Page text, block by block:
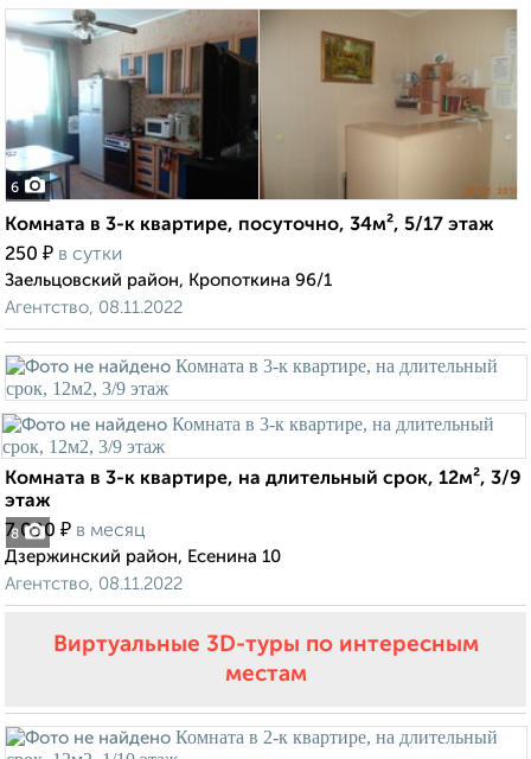
6
Комната в 3-к квартире, посуточно, 34м², 5/17 этаж
250 ₽ в сутки
Заельцовский район, Кропоткина 96/1
Агентство, 08.11.2022
8
Комната в 3-к квартире, на длительный срок, 12м², 3/9
этаж
7 000 ₽ в месяц
Дзержинский район, Есенина 10
Агентство, 08.11.2022
Виртуальные 3D-туры по интересным
местам